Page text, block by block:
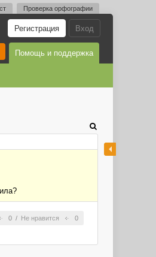
Проверка орфографии
Вход
Регистрация
Помощь и поддержка
0 / Не нравится 0